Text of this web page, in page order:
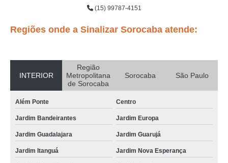
(15) 99787-4151
Regiões onde a Sinalizar Sorocaba atende:
INTERIOR
Região
Metropolitana
de Sorocaba
Sorocaba São Paulo
Além Ponte Centro
Jardim Bandeirantes Jardim Europa
Jardim Guadalajara Jardim Guarujá
Jardim Itanguá Jardim Nova Esperança